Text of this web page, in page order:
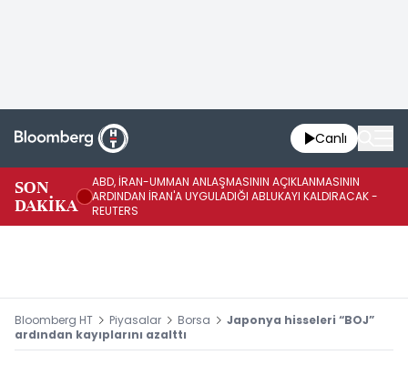
Canlı
SON
DAKİKA
ABD, İRAN-UMMAN ANLAŞMASININ AÇIKLANMASININ
ARDINDAN İRAN'A UYGULADIĞI ABLUKAYI KALDIRACAK -
REUTERS
Bloomberg HT Piyasalar Borsa
Japonya hisseleri “BOJ”
ardından kayıplarını azalttı